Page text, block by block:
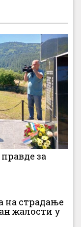
за
на страдање
жалости у